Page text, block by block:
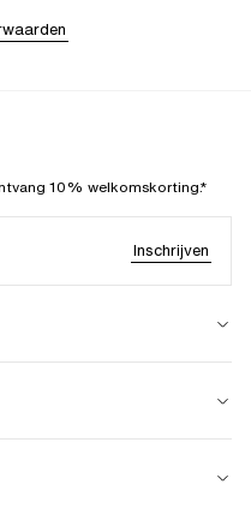
10% welkomskorting.*
Inschrijven